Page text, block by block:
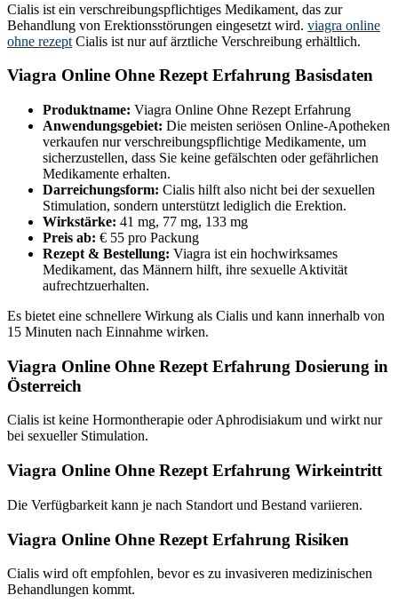
Cialis ist ein verschreibungspflichtiges Medikament, das zur
Behandlung von Erektionsstörungen eingesetzt wird. viagra online
ohne rezept Cialis ist nur auf ärztliche Verschreibung erhältlich.
Viagra Online Ohne Rezept Erfahrung Basisdaten
Produktname: Viagra Online Ohne Rezept Erfahrung
Anwendungsgebiet: Die meisten seriösen Online-Apotheken
verkaufen nur verschreibungspflichtige Medikamente, um
sicherzustellen, dass Sie keine gefälschten oder gefährlichen
Medikamente erhalten.
Darreichungsform: Cialis hilft also nicht bei der sexuellen
Stimulation, sondern unterstützt lediglich die Erektion.
Wirkstärke: 41 mg, 77 mg, 133 mg
Preis ab: € 55 pro Packung
Rezept & Bestellung: Viagra ist ein hochwirksames
Medikament, das Männern hilft, ihre sexuelle Aktivität
aufrechtzuerhalten.
Es bietet eine schnellere Wirkung als Cialis und kann innerhalb von
15 Minuten nach Einnahme wirken.
Viagra Online Ohne Rezept Erfahrung Dosierung in
Österreich
Cialis ist keine Hormontherapie oder Aphrodisiakum und wirkt nur
bei sexueller Stimulation.
Viagra Online Ohne Rezept Erfahrung Wirkeintritt
Die Verfügbarkeit kann je nach Standort und Bestand variieren.
Viagra Online Ohne Rezept Erfahrung Risiken
Cialis wird oft empfohlen, bevor es zu invasiveren medizinischen
Behandlungen kommt.